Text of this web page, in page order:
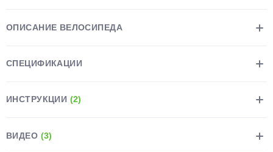
ОПИСАНИЕ ВЕЛОСИПЕДА
СПЕЦИФИКАЦИИ
ИНСТРУКЦИИ (2)
ВИДЕО (3)